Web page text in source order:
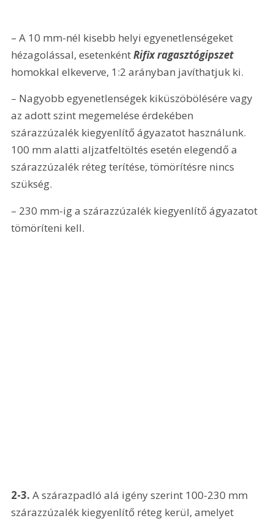
– A 10 mm-nél kisebb helyi egyenetlenségeket
hézagolással, esetenként Rifix ragasztógipszet
homokkal elkeverve, 1:2 arányban javíthatjuk ki.
– Nagyobb egyenetlenségek kiküszöbölésére vagy
az adott szint megemelése érdekében
szárazzúzalék kiegyenlítő ágyazatot használunk.
100 mm alatti aljzatfeltöltés esetén elegendő a
szárazzúzalék réteg terítése, tömörítésre nincs
szükség.
– 230 mm-ig a szárazzúzalék kiegyenlítő ágyazatot
tömöríteni kell.
2-3. A szárazpadló alá igény szerint 100-230 mm
szárazzúzalék kiegyenlítő réteg kerül, amelyet